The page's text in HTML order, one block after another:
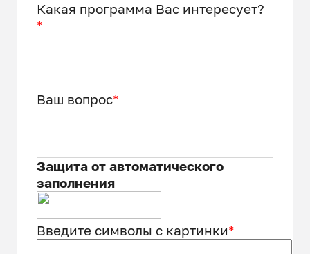
Какая программа Вас интересует?
*
Ваш вопрос*
Защита от автоматического
заполнения
Введите символы с картинки*